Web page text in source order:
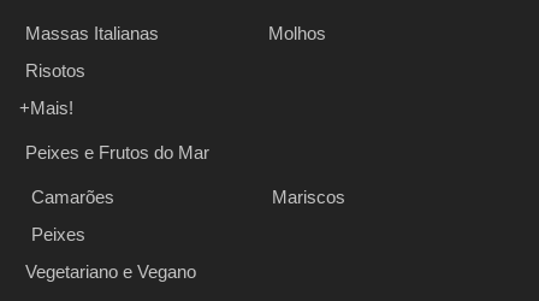
Massas Italianas
Molhos
Risotos
+Mais!
Peixes e Frutos do Mar
Camarões
Mariscos
Peixes
Vegetariano e Vegano